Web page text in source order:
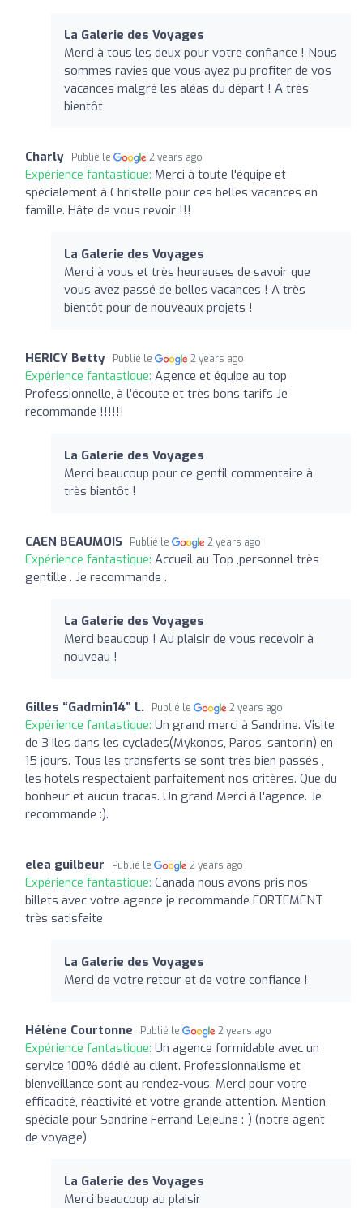
La Galerie des Voyages
Merci à tous les deux pour votre confiance ! Nous
sommes ravies que vous ayez pu profiter de vos
vacances malgré les aléas du départ ! A très
bientôt
Charly Publié le 2 years ago
Expérience fantastique: Merci à toute l'équipe et
spécialement à Christelle pour ces belles vacances en
famille. Hâte de vous revoir !!!
La Galerie des Voyages
Merci à vous et très heureuses de savoir que
vous avez passé de belles vacances ! A très
bientôt pour de nouveaux projets !
HERICY Betty Publié le 2 years ago
Expérience fantastique: Agence et équipe au top
Professionnelle, à l’écoute et très bons tarifs Je
recommande !!!!!!
La Galerie des Voyages
Merci beaucoup pour ce gentil commentaire à
très bientôt !
CAEN BEAUMOIS Publié le 2 years ago
Expérience fantastique: Accueil au Top ,personnel très
gentille . Je recommande .
La Galerie des Voyages
Merci beaucoup ! Au plaisir de vous recevoir à
nouveau !
Gilles “Gadmin14” L. Publié le 2 years ago
Expérience fantastique: Un grand merci à Sandrine. Visite
de 3 iles dans les cyclades(Mykonos, Paros, santorin) en
15 jours. Tous les transferts se sont très bien passés ,
les hotels respectaient parfaitement nos critères. Que du
bonheur et aucun tracas. Un grand Merci à l'agence. Je
recommande :).
elea guilbeur Publié le 2 years ago
Expérience fantastique: Canada nous avons pris nos
billets avec votre agence je recommande FORTEMENT
très satisfaite
La Galerie des Voyages
Merci de votre retour et de votre confiance !
Hélène Courtonne Publié le 2 years ago
Expérience fantastique: Un agence formidable avec un
service 100% dédié au client. Professionnalisme et
bienveillance sont au rendez-vous. Merci pour votre
efficacité, réactivité et votre grande attention. Mention
spéciale pour Sandrine Ferrand-Lejeune :-) (notre agent
de voyage)
La Galerie des Voyages
Merci beaucoup au plaisir